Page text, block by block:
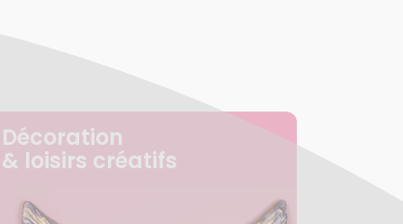
Décoration
& loisirs créatifs